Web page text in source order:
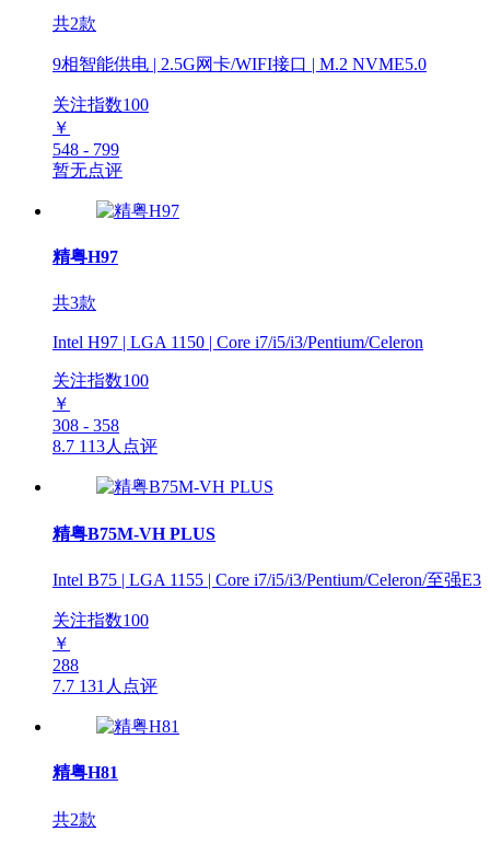
共2款
9相智能供电 | 2.5G网卡/WIFI接口 | M.2 NVME5.0
关注指数100
￥
548 - 799
暂无点评
精粤H97
共3款
Intel H97 | LGA 1150 | Core i7/i5/i3/Pentium/Celeron
关注指数100
￥
308 - 358
8.7 113人点评
精粤B75M-VH PLUS
Intel B75 | LGA 1155 | Core i7/i5/i3/Pentium/Celeron/至强E3
关注指数100
￥
288
7.7 131人点评
精粤H81
共2款